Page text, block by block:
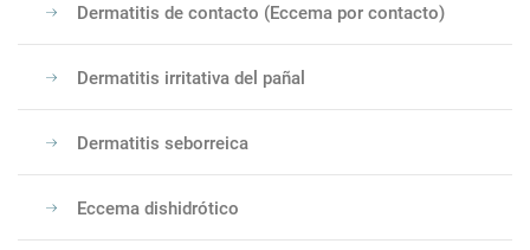
Dermatitis de contacto (Eccema por contacto)
Dermatitis irritativa del pañal
Dermatitis seborreica
Eccema dishidrótico